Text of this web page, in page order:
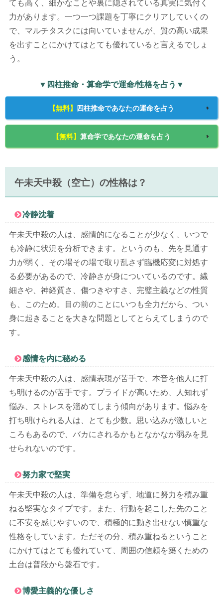
力があります。一つ一つ課題を丁寧にクリアしていくの
で、マルチタスクには向いていませんが、質の高い成果
を出すことにかけてはとても優れていると言えるでしょ
う。
▼四柱推命・算命学で運命/性格を占う▼
【無料】 四柱推命であなたの運命を占う
【無料】 算命学であなたの運命を占う
午未天中殺（空亡）の性格は？
冷静沈着
午未天中殺の人は、感情的になることが少なく、いつで
も冷静に状況を分析できます。というのも、先を見通す
力が弱く、その場その場で取り乱さず臨機応変に対処す
る必要があるので、冷静さが身についているのです。繊
細さや、神経質さ、傷つきやすさ、完璧主義などの性質
も、このため。目の前のことにいつも全力だから、つい
身に起きることを大きな問題としてとらえてしまうので
す。
感情を内に秘める
午未天中殺の人は、感情表現が苦手で、本音を他人に打
ち明けるのが苦手です。プライドが高いため、人知れず
悩み、ストレスを溜めてしまう傾向があります。悩みを
打ち明けられる人は、とても少数。思い込みが激しいと
ころもあるので、バカにされるかもとなかなか弱みを見
せられないのです。
努力家で堅実
午未天中殺の人は、準備を怠らず、地道に努力を積み重
ねる堅実なタイプです。また、行動を起こした先のこと
に不安を感じやすいので、積極的に動き出せない慎重な
性格をしています。ただその分、積み重ねるということ
にかけてはとても優れていて、周囲の信頼を築くための
土台は普段から盤石です。
博愛主義的な優しさ